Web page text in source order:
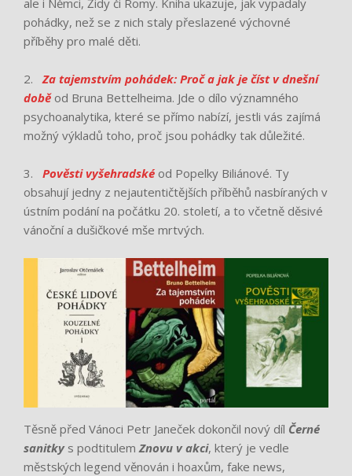
pohádky, než se z nich staly přeslazené výchovné
příběhy pro malé děti.
2. Za tajemstvím pohádek: Proč a jak je číst v dnešní
doběod Bruna Bettelheima. Jde o dílo významného
psychoanalytika, které se přímo nabízí, jestli vás zajímá
možný výkladů toho, proč jsou pohádky tak důležité.
3. Pověsti vyšehradské od Popelky Biliánové. Ty
obsahují jedny z nejautentičtějších příběhů nasbíraných v
ústním podání na počátku 20. století, a to včetně děsivé
vánoční a dušičkové mše mrtvých.
Těsně před Vánoci Petr Janeček dokončil nový díl Černé
sanitkys podtitulemZnovu v akci, který je vedle
městských legend věnován i hoaxům, fake news,